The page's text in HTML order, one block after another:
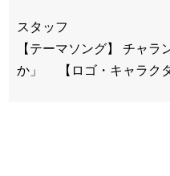
スタッフ
【テーマソング】 チャ
か」 【ロゴ・キャラク